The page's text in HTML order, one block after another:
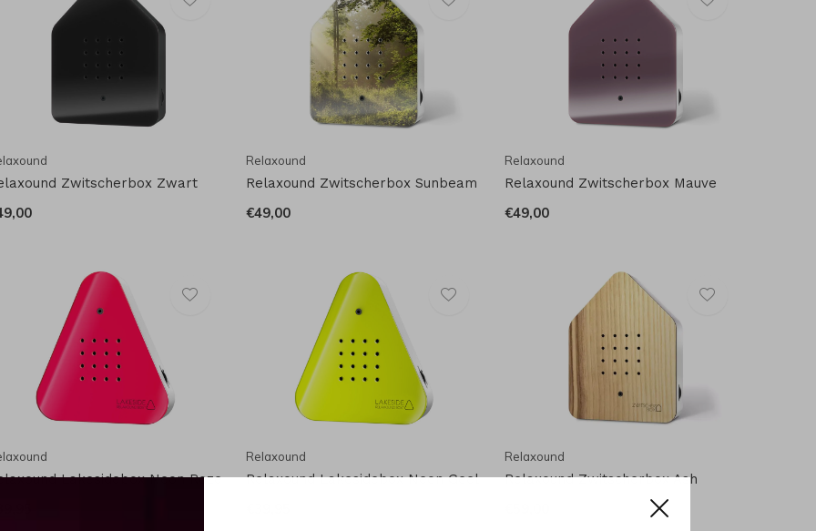
Zwitscherbox Zwart
Relaxound
Relaxound Zwitscherbox Sunbeam
€49,00
Relaxound
Relaxound Zwitscherbox Mauve
€49,00
Lakesidebox Neon Roze
Relaxound
Relaxound Lakesidebox Neon Geel
Relaxound
Relaxound Zwitscherbox Ash